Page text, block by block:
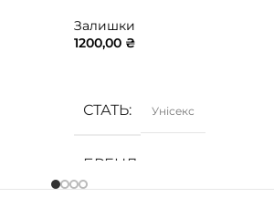
Залишки
1200,00 ₴
СТАТЬ Унісекс
БРЕНД